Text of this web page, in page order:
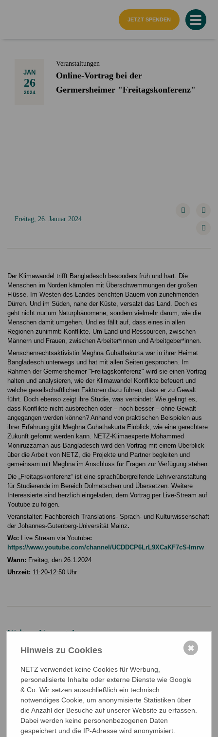
JETZT SPENDEN
JAN
26
2024
Veranstaltungen
Online-Vortrag bei der
Germersheimer "Freitagskonferenz"
Freitag, 26. Januar 2024
Der Klimawandel trifft Bangladesch besonders früh und hart. Die
Menschen im Norden kämpfen mit Überschwemmungen der großen
Flüsse. Im Westen des Landes berichten Bauern von zunehmenden
Dürren. Und im Süden, nahe der Küste, versalzt das Land. Doch es
geht nicht nur um Naturphänomene, sondern vielmehr darum, wie die
Menschen damit umgehen. Und es fällt auf, dass eines in allen
Regionen zunimmt: Konflikte. Um Land und Ressourcen, zwischen
Männern und Frauen, zwischen Arbeiter*innen und Arbeitgeber*innen.
Menschenrechtsaktivistin Meghna Guhathakurta war in ihrer Heimat
Bangladesch unterwegs und hat mit allen Seiten gesprochen. Im
Rahmen der Germersheimer "Freitagskonferenz" wird sie einen Vortrag
halten und analysieren, wie der Klimawandel Konflikte befeuert und
welche gesellschaftlichen Faktoren dazu führen, dass er zu Gewalt
führt. Doch ebenso zeigt ihre Studie, was verbindet: Wie gelingt es,
dass Konflikte nicht ausbrechen oder – noch besser – ohne Gewalt
angegangen werden können? Anhand von praktischen Beispielen aus
ihrer Erfahrung gibt Meghna Guhathakurta Einblick, wie eine gerechtere
Zukunft geformt werden kann. NETZ-Klimaexperte Mohammed
Moniruzzaman aus Bangladesch wird den Vortrag mit einem Überblick
über die Arbeit von NETZ, die Projekte und Partner begleiten und
gemeinsam mit Meghna im Anschluss für Fragen zur Verfügung stehen.
Die „Freitagskonferenz“ ist eine sprachübergreifende Lehrveranstaltung
für Studierende im Bereich Dolmetschen und Übersetzen. Weitere
Interessierte sind herzlich eingeladen, dem Vortrag per Live-Stream auf
Youtube zu folgen.
Veranstalter: Fachbereich Translations- Sprach- und Kulturwissenschaft
der Johannes-Gutenberg-Universität Mainz.
Wo: Live Stream via Youtube:
https://www.youtube.com/channel/UCDDCP6LrL9XCaKF7cS-lmrw
Wann: Freitag, den 26.1.2024
Uhrzeit: 11:20-12:50 Uhr
Weitere Veranstaltungen
01
NETZ beim Liebigs Suppenfest 2026
Bangladeschtagung und NETZ-
Mitgliederversammlung 2027
Hinweis zu Cookies
NETZ verwendet keine Cookies für Werbung,
personalisierte Inhalte oder externe Dienste wie Google
& Co. Wir setzen ausschließlich ein technisch
notwendiges Cookie, um anonymisierte Statistiken über
die Anzahl der Besuche auf unserer Website zu erfassen.
Dabei werden keine personenbezogenen Daten
gespeichert und die IP-Adresse wird anonymisiert.
✖